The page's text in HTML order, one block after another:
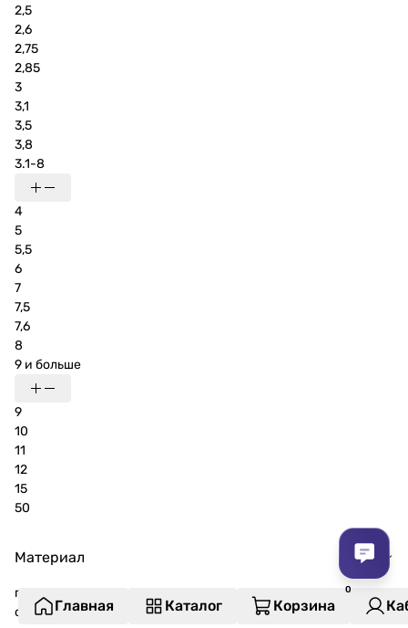
2,5
2,6
2,75
2,85
3
3,1
3,5
3,8
3.1-8
4
5
5,5
6
7
7,5
7,6
8
9 и больше
9
10
11
12
15
50
Материал
пластик
оцинкованная сталь
Главная Каталог Корзина